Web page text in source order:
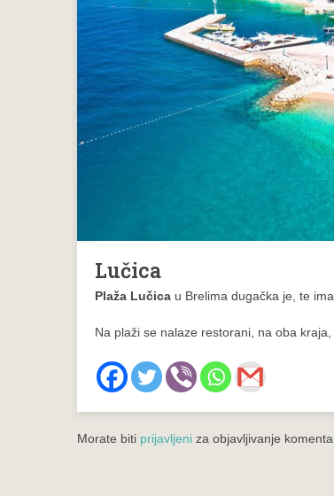
Lučica
Plaža Lučica u Brelima dugačka je, te
Na plaži se nalaze restorani, na oba
Morate biti prijavljeni za objavljivanje